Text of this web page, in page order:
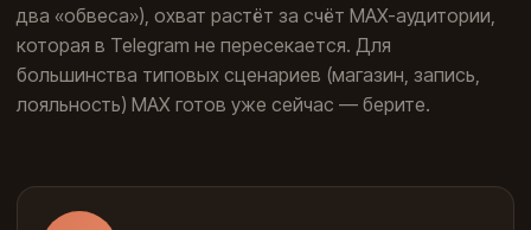
два «обвеса»), охват растёт за счёт MAX-аудитории,
которая в Telegram не пересекается. Для
большинства типовых сценариев (магазин, запись,
лояльность) MAX готов уже сейчас — берите.